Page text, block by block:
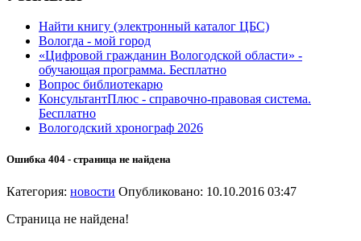
Найти книгу (электронный каталог ЦБС)
Вологда - мой город
«Цифровой гражданин Вологодской области» -
обучающая программа. Бесплатно
Вопрос библиотекарю
КонсультантПлюс - справочно-правовая система.
Бесплатно
Вологодский хронограф 2026
Ошибка 404 - страница не найдена
Категория: новости Опубликовано: 10.10.2016 03:47
Страница не найдена!